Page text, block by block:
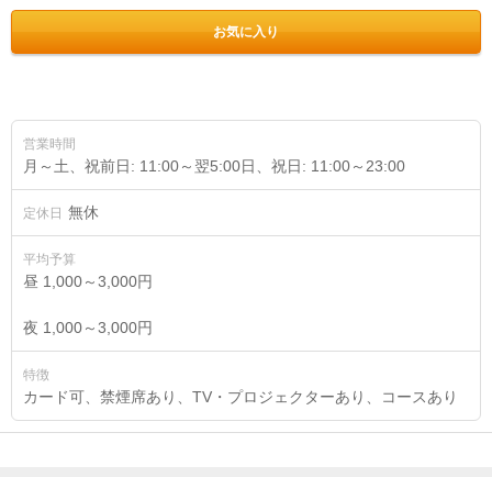
お気に入り
営業時間
月～土、祝前日: 11:00～翌5:00日、祝日: 11:00～23:00
定休日 無休
平均予算
昼 1,000～3,000円
夜 1,000～3,000円
特徴
カード可、禁煙席あり、TV・プロジェクターあり、コースあり